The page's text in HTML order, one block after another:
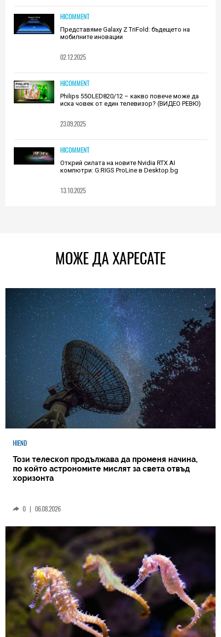
HICOMMENT
Представяме Galaxy Z TriFold: бъдещето на
мобилните иновации
02.12.2025
HICOMMENT
Philips 55OLED820/12 – какво повече може да
иска човек от един телевизор? (ВИДЕО РЕВЮ)
23.09.2025
HICOMMENT
Открий силата на новите Nvidia RTX AI
компютри: G:RIGS ProLine в Desktop.bg
13.10.2025
МОЖЕ ДА ХАРЕСАТЕ
HIEND
Този телескоп продължава да променя начина,
по който астрономите мислят за света отвъд
хоризонта
0 | 06.08.2026